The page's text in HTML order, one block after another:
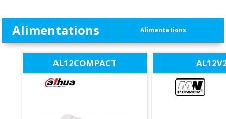
Alimentations Alimentations
AL12COMPACT